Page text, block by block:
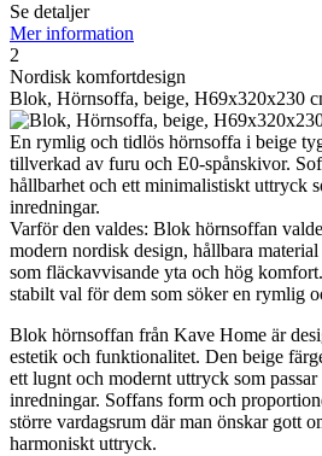
Se detaljer
Mer information
2
Nordisk komfortdesign
Blok, Hörnsoffa, beige, H69x320x230
En rymlig och tidlös hörnsoffa i beige
tillverkad av furu och E0-spånskivor.
hållbarhet och ett minimalistiskt uttryck
inredningar.
Varför den valdes: Blok hörnsoffan
modern nordisk design, hållbara
som fläckavvisande yta och hög
stabilt val för dem som söker en rymlig
Blok hörnsoffan från Kave Home är
estetik och funktionalitet. Den beige
ett lugnt och modernt uttryck som
inredningar. Soffans form och
större vardagsrum där man önskar gott
harmoniskt uttryck.